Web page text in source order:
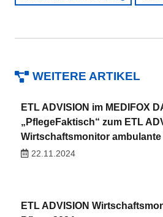
WEITERE ARTIKEL
ETL ADVISION im MEDIFOX
„PflegeFaktisch“ zum ETL
Wirtschaftsmonitor ambulante
22.11.2024
ETL ADVISION